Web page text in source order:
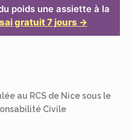
poids une assiette à la
gratuit 7 jours →
au RCS de Nice sous le
Civile